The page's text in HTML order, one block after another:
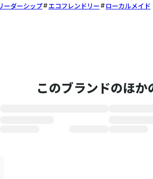
ーダーシップ
エコフレンドリー ローカルメイド
このブランドのほか